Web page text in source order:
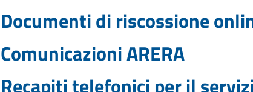
Documenti di riscossione
Comunicazioni ARERA
Recapiti telefonici per il